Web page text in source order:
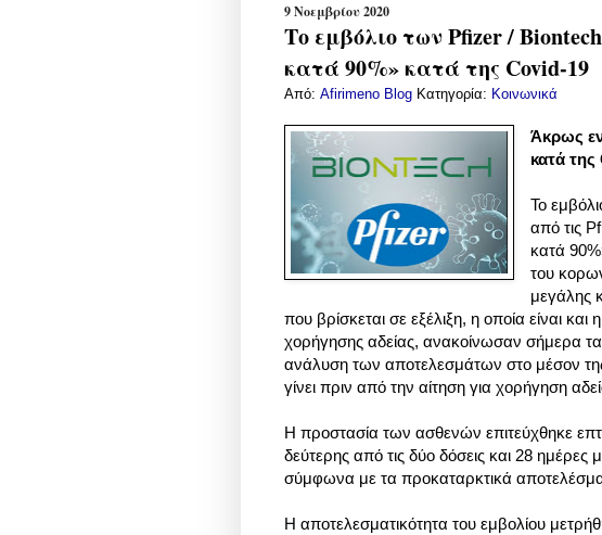
9 Νοεμβρίου 2020
Το εμβόλιο των Pfizer /
κατά 90%» κατά της Covid-19
Από: Afirimeno Blog Κατηγορία: Κοινωνικά
Άκρως
κατά
Το
από τις
κατά
του
μεγάλης
που βρίσκεται σε εξέλιξη, η οποία είναι
χορήγησης αδείας, ανακοίνωσαν σήμερα
ανάλυση των αποτελεσμάτων στο μέσον
γίνει πριν από την αίτηση για χορήγηση
Η προστασία των ασθενών επιτεύχθηκε
δεύτερης από τις δύο δόσεις και 28
σύμφωνα με τα προκαταρκτικά
Η αποτελεσματικότητα του εμβολίου